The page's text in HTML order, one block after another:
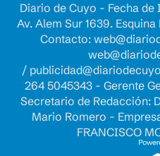
Diario de Cuyo - Fecha
Av. Alem Sur 1639.
Contacto:
/
264 5045343 - Gerente
Secretario de Redacción:
Mario Romero -
FRANCISCO